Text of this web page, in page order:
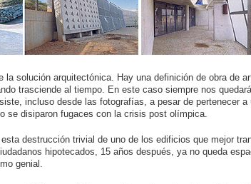
la solución arquitectónica. Hay una definición de obra de
trasciende al tiempo. En este caso siempre nos
incluso desde las fotografías, a pesar de pertenecer a
se disiparon fugaces con la crisis post olímpica.
destrucción trivial de uno de los edificios que mejor
hipotecados, 15 años después, ya no queda
genial.